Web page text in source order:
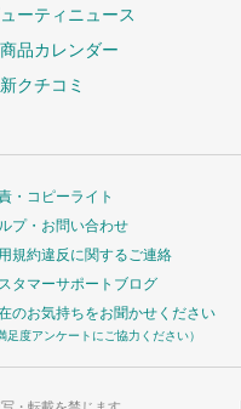
ーティニュース
品カレンダー
クチコミ
・コピーライト
プ・お問い合わせ
規約違反に関するご連絡
タマーサポートブログ
のお気持ちをお聞かせください
足度アンケートにご協力ください）